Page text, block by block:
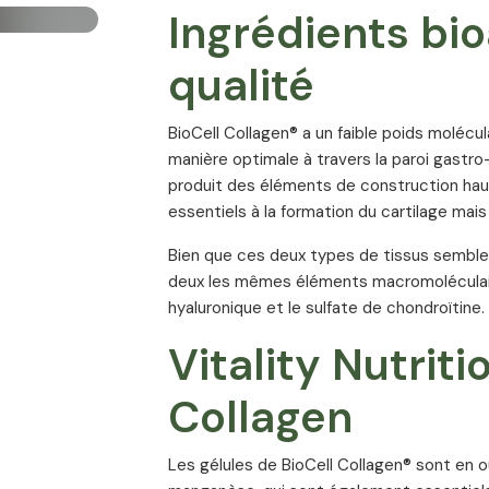
Ingrédients
qualité
BioCell Collagen® a un faible poids
manière optimale à travers la paroi
produit des éléments de construction
essentiels à la formation du cartilage mais
Bien que ces deux types de tissus
deux les mêmes éléments
hyaluronique et le sulfate de chondroïtine.
Vitality
Collagen
Les gélules de BioCell Collagen® sont